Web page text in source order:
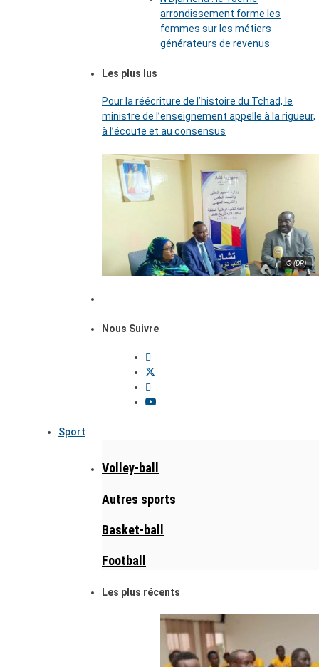
arrondissement forme les
femmes sur les métiers
générateurs de revenus
Les plus lus
Pour la réécriture de l’histoire du Tchad, le
ministre de l’enseignement appelle à la rigueur,
à l’écoute et au consensus
© (DR)
Nous Suivre
Sport
Volley-ball
Autres sports
Basket-ball
Football
Les plus récents